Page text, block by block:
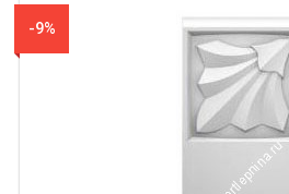
-9%